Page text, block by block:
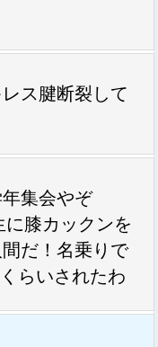
ス腱断裂して
集会やぞ
膝カックンを
だ！名乗りで
らいされたわ